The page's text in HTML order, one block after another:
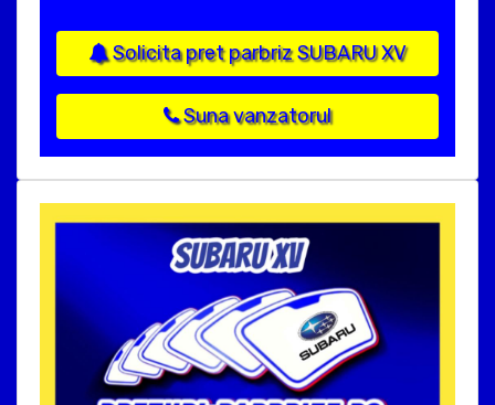
Solicita pret parbriz SUBARU XV
Suna vanzatorul